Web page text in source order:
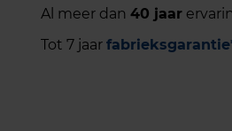
Al meer dan 40 jaar
Tot 7 jaar